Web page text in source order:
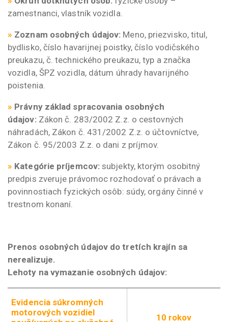
zamestnanci, vlastník vozidla.
» Zoznam osobných údajov: Meno, priezvisko, titul,
bydlisko, číslo havarijnej poistky, číslo vodičského
preukazu, č. technického preukazu, typ a značka
vozidla, ŠPZ vozidla, dátum úhrady havarijného
poistenia.
» Právny základ spracovania osobných
údajov:Zákon č. 283/2002 Z.z. o cestovných
náhradách, Zákon č. 431/2002 Z.z. o účtovníctve,
Zákon č. 95/2003 Z.z. o dani z príjmov.
» Kategórie príjemcov: subjekty, ktorým osobitný
predpis zveruje právomoc rozhodovať o právach a
povinnostiach fyzických osôb: súdy, orgány činné v
trestnom konaní.
Prenos osobných údajov do tretích krajín sa
nerealizuje.
Lehoty na vymazanie osobných údajov:
Evidencia súkromných
motorových vozidiel
10 rokov